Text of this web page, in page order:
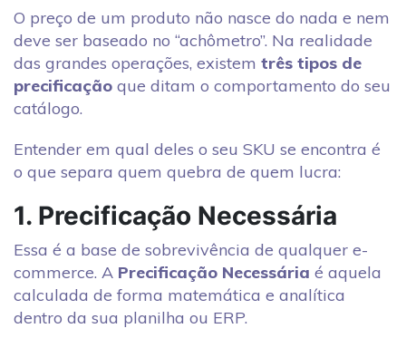
O preço de um produto não nasce do nada e nem
deve ser baseado no “achômetro”. Na realidade
das grandes operações, existem três tipos de
precificação que ditam o comportamento do seu
catálogo.
Entender em qual deles o seu SKU se encontra é
o que separa quem quebra de quem lucra:
1. Precificação Necessária
Essa é a base de sobrevivência de qualquer e-
commerce. A Precificação Necessária é aquela
calculada de forma matemática e analítica
dentro da sua planilha ou ERP.